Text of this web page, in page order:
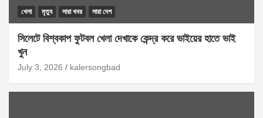
খেলা মৃত্যু সারা খবর সারা দেশ
সিলেটে বিশ্বকাপ ফুটবল খেলা দেখাকে কেন্দ্র করে ভাইয়ের হাতে ভাই
খুন
July 3, 2026 kalersongbad